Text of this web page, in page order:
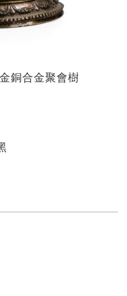
銅合金聚會樹